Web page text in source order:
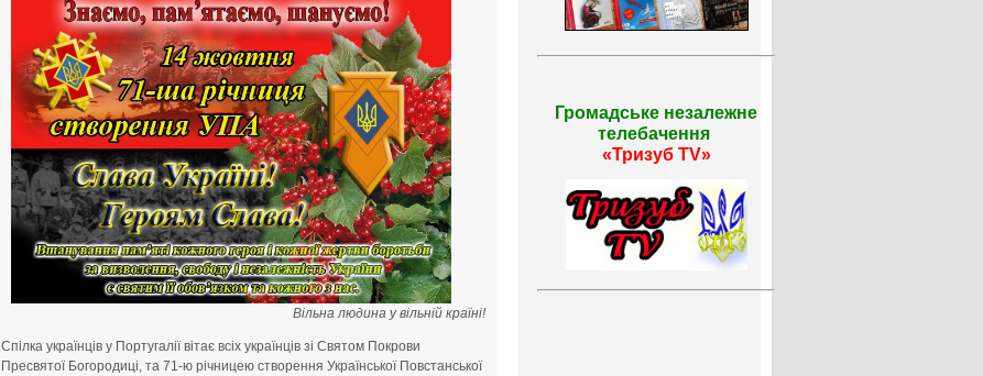
Вільна людина у вільній країні!
Спілка українців у Португалії вітає всіх українців зі Святом Покрови
Пресвятої Богородиці, та 71-ю річницею створення Української Повстанської
Громадське незалежне
телебачення
«Тризуб TV»